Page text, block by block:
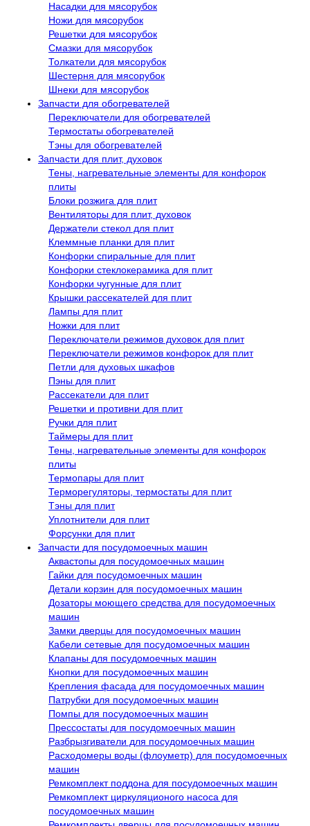
Насадки для мясорубок
Ножи для мясорубок
Решетки для мясорубок
Смазки для мясорубок
Толкатели для мясорубок
Шестерня для мясорубок
Шнеки для мясорубок
Запчасти для обогревателей
Переключатели для обогревателей
Термостаты обогревателей
Тэны для обогревателей
Запчасти для плит, духовок
Тены, нагревательные элементы для конфорок
плиты
Блоки розжига для плит
Вентиляторы для плит, духовок
Держатели стекол для плит
Клеммные планки для плит
Конфорки спиральные для плит
Конфорки стеклокерамика для плит
Конфорки чугунные для плит
Крышки рассекателей для плит
Лампы для плит
Ножки для плит
Переключатели режимов духовок для плит
Переключатели режимов конфорок для плит
Петли для духовых шкафов
Пэны для плит
Рассекатели для плит
Решетки и противни для плит
Ручки для плит
Таймеры для плит
Тены, нагревательные элементы для конфорок
плиты
Термопары для плит
Терморегуляторы, термостаты для плит
Тэны для плит
Уплотнители для плит
Форсунки для плит
Запчасти для посудомоечных машин
Аквастопы для посудомоечных машин
Гайки для посудомоечных машин
Детали корзин для посудомоечных машин
Дозаторы моющего средства для посудомоечных
машин
Замки дверцы для посудомоечных машин
Кабели сетевые для посудомоечных машин
Клапаны для посудомоечных машин
Кнопки для посудомоечных машин
Крепления фасада для посудомоечных машин
Патрубки для посудомоечных машин
Помпы для посудомоечных машин
Прессостаты для посудомоечных машин
Разбрызгиватели для посудомоечных машин
Расходомеры воды (флоуметр) для посудомоечных
машин
Ремкомплект поддона для посудомоечных машин
Ремкомплект циркуляционого насоса для
посудомоечных машин